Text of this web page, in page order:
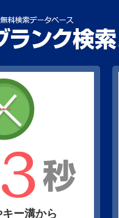
ー溝から